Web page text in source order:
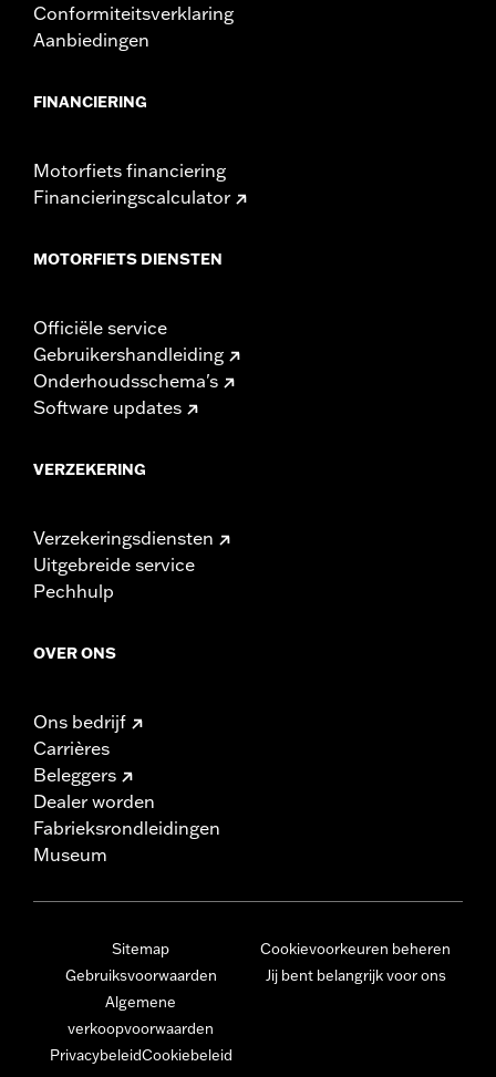
Conformiteitsverklaring
Aanbiedingen
FINANCIERING
Motorfiets financiering
Financieringscalculator
MOTORFIETS DIENSTEN
Officiële service
Gebruikershandleiding
Onderhoudsschema's
Software updates
VERZEKERING
Verzekeringsdiensten
Uitgebreide service
Pechhulp
OVER ONS
Ons bedrijf
Carrières
Beleggers
Dealer worden
Fabrieksrondleidingen
Museum
Sitemap
Gebruiksvoorwaarden
Algemene
verkoopvoorwaarden
PrivacybeleidCookiebeleid
Cookievoorkeuren beheren
Jij bent belangrijk voor ons